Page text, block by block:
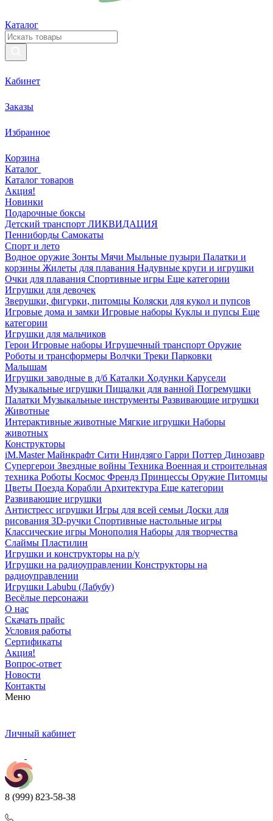
Каталог
Кабинет
Заказы
Избранное
Корзина
Каталог
Каталог товаров
Акция!
Новинки
Подарочные боксы
Детский транспорт ЛИКВИДАЦИЯ
Пенниборды Самокаты
Спорт и лето
Водное оружие Зонты Мячи Мыльные пузыри Палатки и
корзины Жилеты для плавания Надувные круги и игрушки
Очки для плавания Спортивные игры Еще категории
Игрушки для девочек
Зверушки, фигурки, питомцы Коляски для кукол и пупсов
Игровые дома и замки Игровые наборы Куклы и пупсы Еще
категории
Игрушки для мальчиков
Герои Игровые наборы Игрушечный транспорт Оружие
Роботы и трансформеры Волчки Треки Парковки
Малышам
Игрушки заводные в д/б Каталки Ходунки Карусели
Музыкальные игрушки Пищалки для ванной Погремушки
Палатки Музыкальные инструменты Развивающие игрушки
Животные
Интерактивные животные Мягкие игрушки Наборы
животных
Конструкторы
iM.Master Майнкрафт Сити Ниндзяго Гарри Поттер Динозавр
Супергерои Звездные войны Техника Военная и строительная
техника Роботы Космос Френдз Принцессы Оружие Питомцы
Цветы Поезда Корабли Архитектура Еще категории
Развивающие игрушки
Антистресс игрушки Игры для всей семьи Доски для
рисования 3D-ручки Спортивные настольные игры
Классические игры Монополия Наборы для творчества
Слаймы Пластилин
Игрушки и конструкторы на р/у
Игрушки на радиоуправлении Конструкторы на
радиоуправлении
Игрушки Labubu (Лабубу)
Весёлые персонажи
О нас
Скачать прайс
Условия работы
Сертификаты
Акция!
Вопрос-ответ
Новости
Контакты
Меню
Личный кабинет
8 (999) 823-58-38